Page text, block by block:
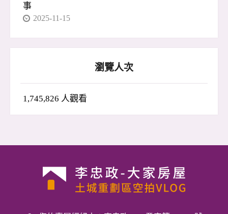
事
2025-11-15
瀏覽人次
1,745,826 人觀看